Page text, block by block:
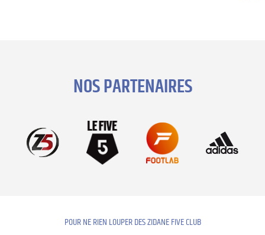
NOS PARTENAIRES
POUR NE RIEN LOUPER DES ZIDANE FIVE CLUB